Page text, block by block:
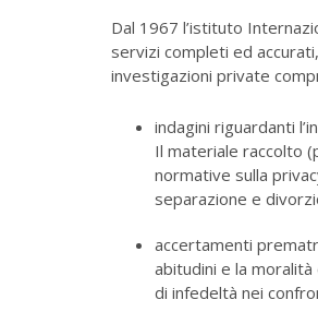
Dal 1967 l’istituto
servizi completi ed
investigazioni private
indagini riguardanti
Il materiale raccolto
normative sulla
separazione e
accertamenti
abitudini e la
di infedeltà nei